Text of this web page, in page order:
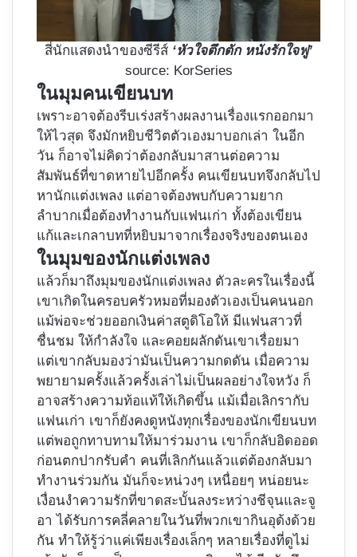
สี่นักแสดงนำของซีรีส์ ‘หัวใจตึกตัก หนังรักใจฟู’
source: KorSeries
ในมุมคนเขียนบท
เพราะอาจต้องรีบเร่งสร้างผลงานเรื่องแรกออกมา
ให้ไวสุด จึงมักหยิบชีวิตตัวเองมาบอกเล่า ในอีก
วัน ก็อาจไม่คิดว่าต้องกลับมาสานต่อความ
สัมพันธ์ที่ขาดหายไปอีกครั้ง คนเขียนบทจึงกลับไป
หานักแต่งเพลง แต่อาจต้องพบกับความยาก
ลำบากเมื่อต้องทำงานกับแฟนเก่า ทั้งต้องเขียน
แก้และเกลาบทที่หยิบมาจากเรื่องจริงของตนเอง
ในมุมของนักแต่งเพลง
แล้วก็มาถึงมุมของนักแต่งเพลง ตัวละครในเรื่องนี้
เขาเกิดในครอบครัวหมอที่มองตัวเองเป็นคนนอก
แม้พ่อจะช่วยออกเงินค่าสตูดิโอให้ มีแฟนสาวที่
ชื่นชม ให้กำลังใจ และคอยผลักดันเขาเรื่อยมา
แต่เขากลับมองว่ามันเป็นความกดดัน เมื่อความ
พยายามครั้งแล้วครั้งเล่าไม่เป็นผลอย่างใจหวัง ก็
อาจสร้างความท้อแท้ให้เกิดขึ้น แม้เมื่อเลิกรากับ
แฟนเก่า เขาก็ยังคงดูหนังทุกเรื่องของนักเขียนบท
แต่พอถูกทาบทามให้มาร่วมงาน เขาก็กลับอิดออด
ก่อนตกปากรับคำ คนที่เลิกกันแล้วแต่ต้องกลับมา
ทำงานร่วมกัน มันก็จะหน่วงๆ เหนื่อยๆ หน่อยนะ
เงื่อนงำความรักที่ขาดสะบั้นลงระหว่างชีจุนและจู
อา ได้รับการคลี่คลายในวันที่พวกเขากินอุด้งด้วย
กัน ทำให้รู้ว่าแค่เพียงเรื่องเล็กๆ หลายเรื่องที่ดูไม่